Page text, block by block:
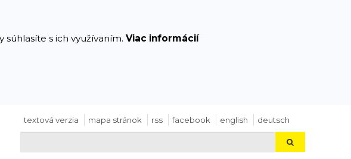
s ich využívaním. Viac informácií
textová verzia mapa stránok rss facebook english deutsch